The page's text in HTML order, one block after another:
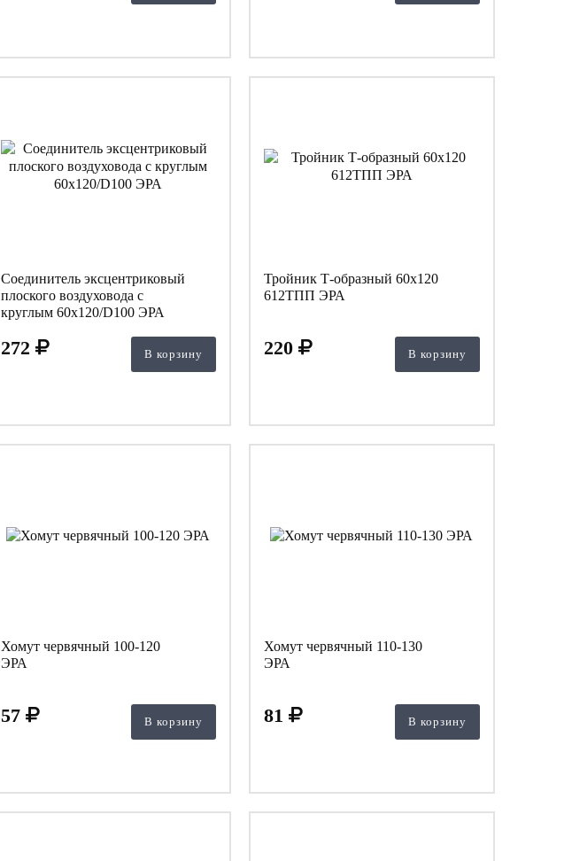
Соединитель эксцентриковый
плоского воздуховода с
круглым 60х120/D100 ЭРА
272 В корзину
Тройник Т-образный 60х120
612ТПП ЭРА
220 В корзину
Хомут червячный 100-120
ЭРА
57 В корзину
Хомут червячный 110-130
ЭРА
81 В корзину